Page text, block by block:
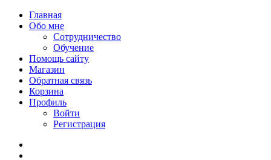
Главная
Обо мне
Сотрудничество
Обучение
Помощь сайту
Магазин
Обратная связь
Корзина
Профиль
Войти
Регистрация